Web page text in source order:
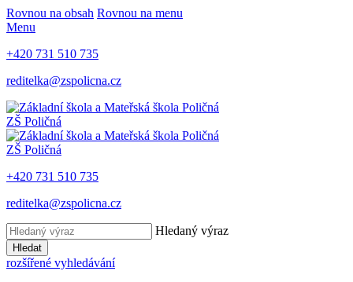
Rovnou na obsah Rovnou na menu
Menu
+420 731 510 735
reditelka@zspolicna.cz
ZŠ Poličná
ZŠ Poličná
+420 731 510 735
reditelka@zspolicna.cz
Hledaný výraz
Hledat
rozšířené vyhledávání